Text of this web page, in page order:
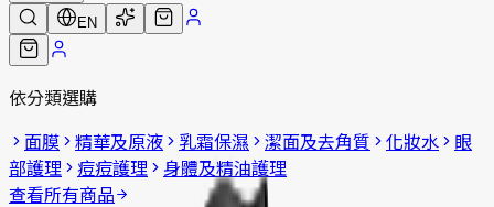
EN
依分類選購
面膜 精華及原液 乳霜保濕 潔面及去角質 化妝水
眼
部護理 痘痘護理 身體及精油護理
查看所有商品